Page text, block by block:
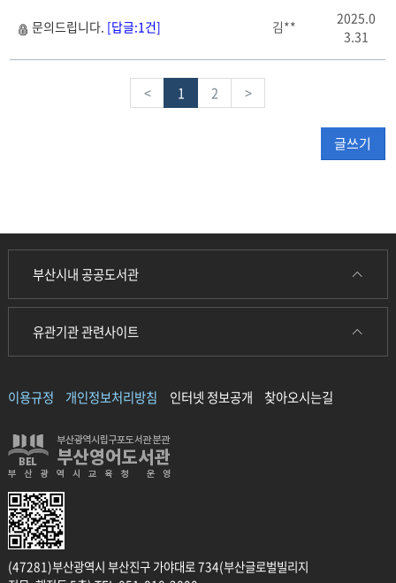
문의드립니다. [답글:1건] 김**
2025.0
3.31
< 1 2 >
글쓰기
부산시내 공공도서관
유관기관 관련사이트
이용규정 개인정보처리방침 인터넷 정보공개 찾아오시는길
(47281)부산광역시 부산진구 가야대로 734(부산글로벌빌리지